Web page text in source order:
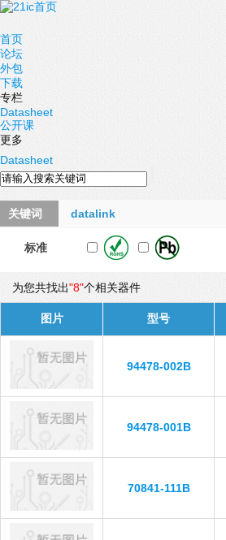
首页
论坛
外包
下载
专栏
Datasheet
公开课
更多
Datasheet
关键词 datalink
标准
为您共找出"8"个相关器件
图片 型号
94478-002B
94478-001B
70841-111B